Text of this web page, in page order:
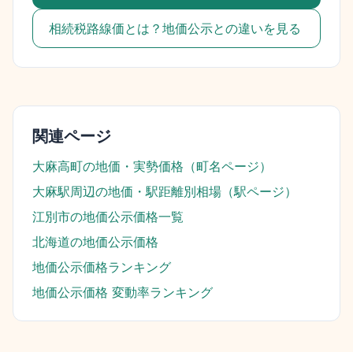
相続税路線価とは？地価公示との違いを見る
関連ページ
大麻高町の地価・実勢価格（町名ページ）
大麻駅周辺の地価・駅距離別相場（駅ページ）
江別市の地価公示価格一覧
北海道の地価公示価格
地価公示価格ランキング
地価公示価格 変動率ランキング